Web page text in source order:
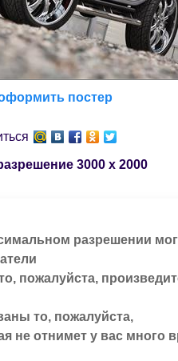
постер
3000 x 2000
разрешении
пожалуйста,
то, пожалуйста,
не отнимет у вас много